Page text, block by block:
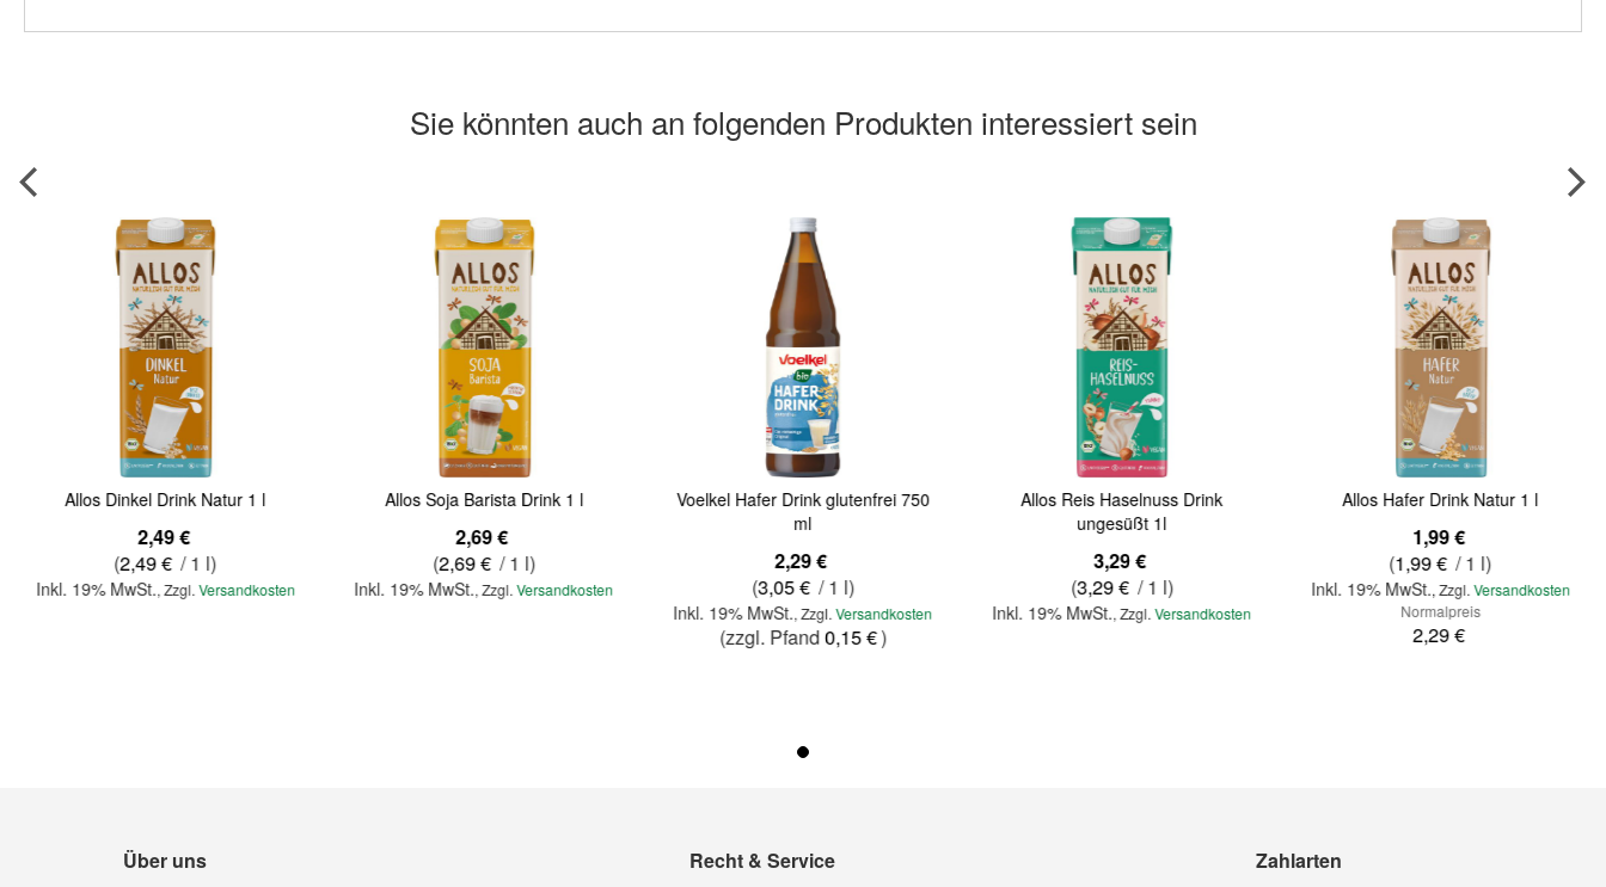
Sie könnten auch an folgenden Produkten interessiert sein
Allos Dinkel Drink Natur 1 l
2,49 €
(2,49 € / 1 l)
Inkl. 19% MwSt., Zzgl. Versandkosten
Allos Soja Barista Drink 1 l
2,69 €
(2,69 € / 1 l)
Inkl. 19% MwSt.,Zzgl.Versandkosten
Voelkel Hafer Drink glutenfrei 750
ml
2,29 €
(3,05 € / 1 l)
Inkl. 19% MwSt.,Zzgl.Versandkosten
(zzgl. Pfand0,15 €)
Allos Reis Haselnuss Drink
ungesüßt 1l
3,29 €
(3,29 € / 1 l)
Inkl. 19% MwSt.,Zzgl.Versandkosten
Allos Hafer Drink Natur 1 l
1,99 €
(1,99 € / 1 l)
Inkl. 19% MwSt.,Zzgl.Versandkosten
Normalpreis
2,29 €
Über uns Recht & Service Zahlarten